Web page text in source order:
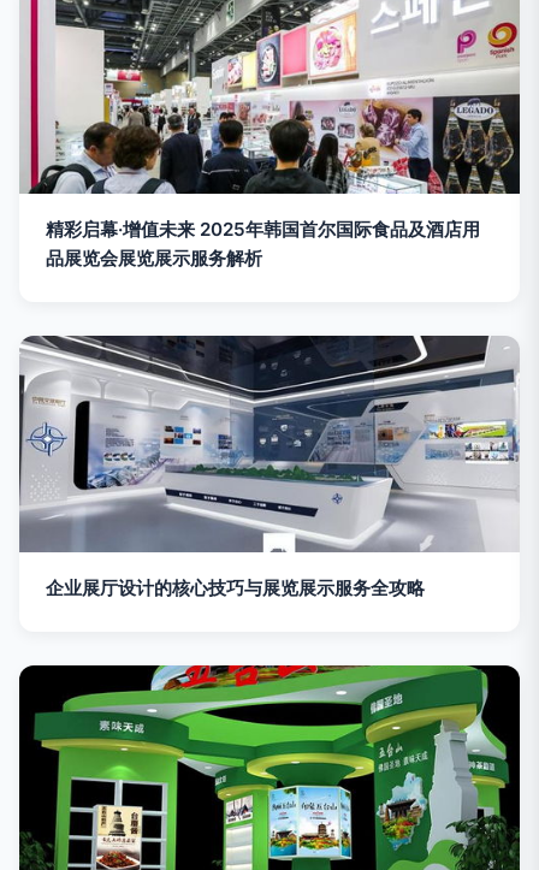
精彩启幕·增值未来 2025年韩国首尔国际食品及酒店用
品展览会展览展示服务解析
企业展厅设计的核心技巧与展览展示服务全攻略